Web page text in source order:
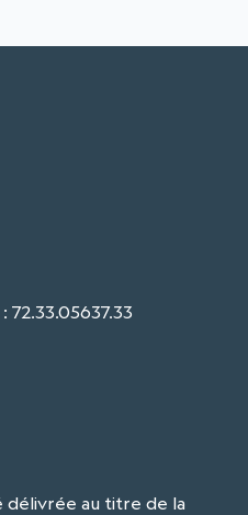
72.33.05637.33
délivrée au titre de la